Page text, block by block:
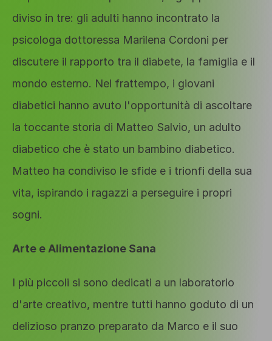
diviso in tre: gli adulti hanno incontrato la
psicologa dottoressa Marilena Cordoni per
discutere il rapporto tra il diabete, la famiglia e il
mondo esterno. Nel frattempo, i giovani
diabetici hanno avuto l'opportunità di ascoltare
la toccante storia di Matteo Salvio, un adulto
diabetico che è stato un bambino diabetico.
Matteo ha condiviso le sfide e i trionfi della sua
vita, ispirando i ragazzi a perseguire i propri
sogni.
Arte e Alimentazione Sana
I più piccoli si sono dedicati a un laboratorio
d'arte creativo, mentre tutti hanno goduto di un
delizioso pranzo preparato da Marco e il suo